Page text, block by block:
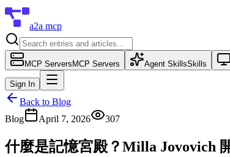
a2a mcp
MCP Servers MCP Servers Agent SkillsSkills
Sign In
Back to Blog
Blog
April 7, 2026 307
什麼是記憶宮殿？Milla Jovovich